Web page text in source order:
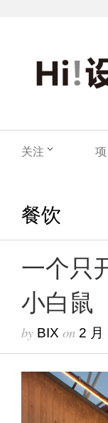
关注
餐饮
一个只
小白鼠
by BIX on 2 月